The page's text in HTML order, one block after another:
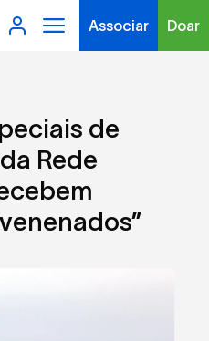
Associar Doar
de
Rede